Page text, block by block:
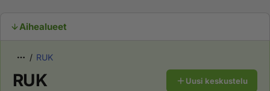
Aihealueet
RUK
RUK Uusi keskustelu